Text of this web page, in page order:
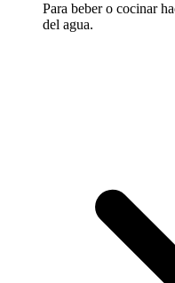
Para beber o cocinar
del agua.